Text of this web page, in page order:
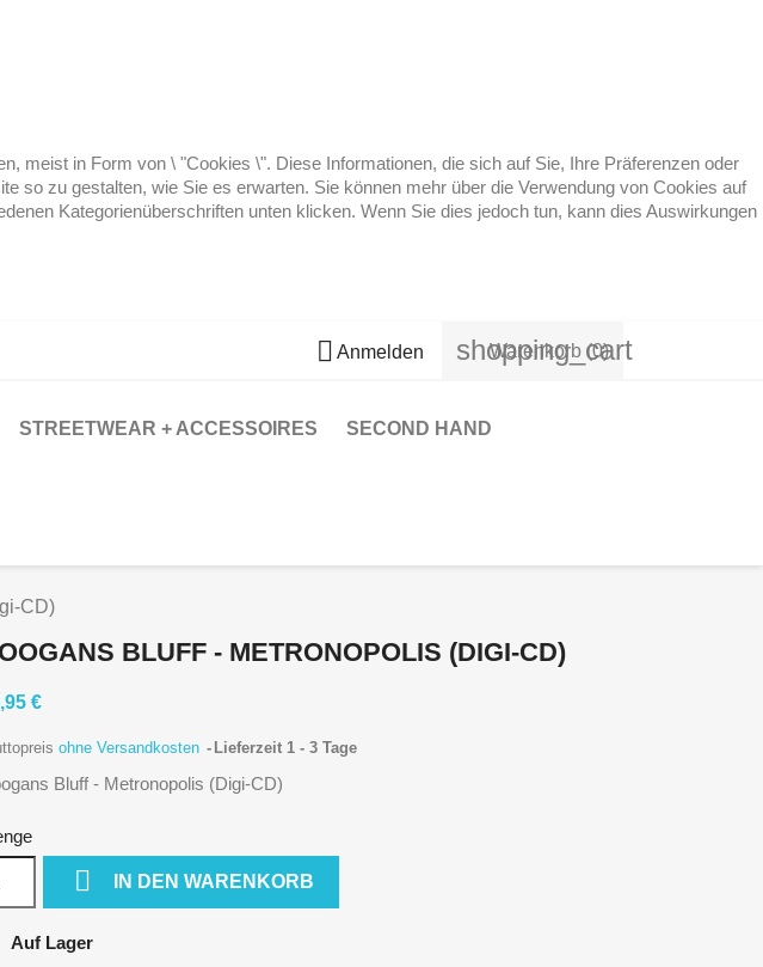
meist in Form von \ "Cookies \". Diese Informationen, die sich auf Sie, Ihre Präferenzen oder
so zu gestalten, wie Sie es erwarten. Sie können mehr über die Verwendung von Cookies auf
Kategorienüberschriften unten klicken. Wenn Sie dies jedoch tun, kann dies Auswirkungen
 Anmelden shopping_cart
Warenkorb (0)
STREETWEAR + ACCESSOIRES SECOND HAND
CD)
BLUFF - METRONOPOLIS (DIGI-CD)
€
ohne Versandkosten Lieferzeit 1 - 3 Tage
Bluff - Metronopolis (Digi-CD)
 IN DEN WARENKORB
Auf Lager